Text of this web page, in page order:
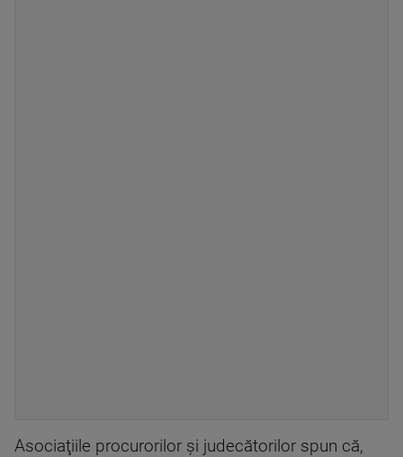
Asociaţiile procurorilor şi judecătorilor spun că,